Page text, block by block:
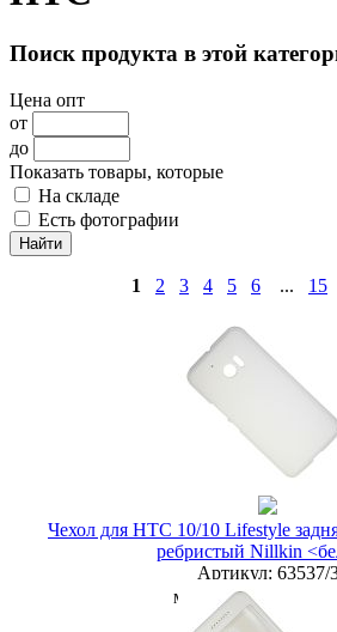
Поиск продукта в этой
Цена опт
от
до
Показать товары, которые
На складе
Есть фотографии
1 2 3 4 5 6 ... 15
Чехол для HTC 10/10 Lifestyle
ребристый Nillkin
Артикул: 63537/
мелкий опт
опт 75 руб.